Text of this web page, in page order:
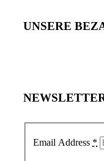
UNSERE
Email Address *